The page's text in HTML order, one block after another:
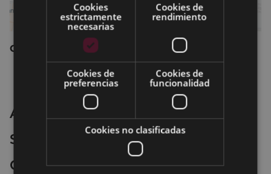
Coordenadas GPS:
X= 542903.6300
Y= 4781635.3700
Apartados relacionados:
Servicios
Compromisos
Cookies
estrictamente
necesarias
Cookies de
rendimiento
Cookies de
preferencias
Cookies de
funcionalidad
Cookies no clasificadas